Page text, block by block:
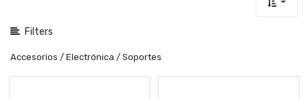
Filters
Accesorios / Electrónica / Soportes